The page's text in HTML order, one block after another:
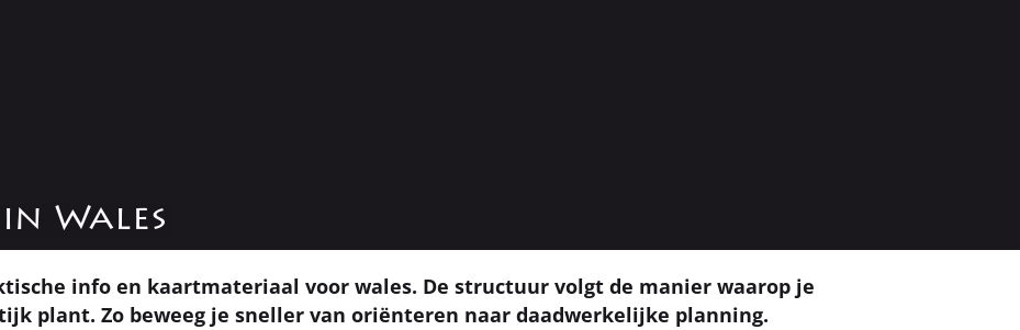
Wales
info en kaartmateriaal voor wales. De structuur volgt de manier waarop je
plant. Zo beweeg je sneller van oriënteren naar daadwerkelijke planning.